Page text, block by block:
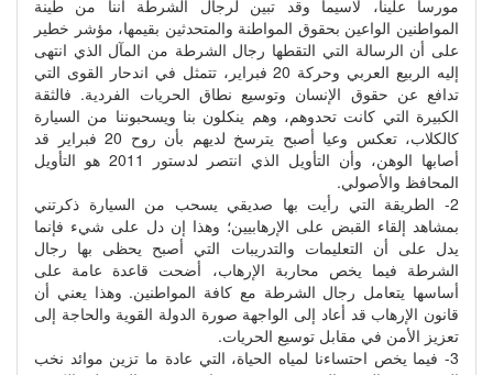
مورسا علينا، لاسيما وقد تبين لرجال الشرطة أننا من طينة
المواطنين الواعين بحقوق المواطنة والمتحدثين بقيمها، مؤشر خطير
على أن الرسالة التي التقطها رجال الشرطة من المآل الذي انتهى
إليه الربيع العربي وحركة 20 فبراير، تتمثل في اندحار القوى التي
تدافع عن حقوق الإنسان وتوسيع نطاق الحريات الفردية. فالثقة
الكبيرة التي كانت تحدوهم، وهم ينكلون بنا ويسحبوننا من السيارة
كالكلاب، تعكس وعيا أصبح يترسخ لديهم بأن روح 20 فبراير قد
أصابها الوهن، وأن التأويل الذي انتصر لدستور 2011 هو التأويل
المحافظ والأصولي.
2- الطريقة التي رأيت بها صديقي يسحب من السيارة ذكرتني
بمشاهد إلقاء القبض على الإرهابيين؛ وهذا إن دل على شيء فإنما
يدل على أن التعليمات والتدريبات التي أصبح يحظى بها رجال
الشرطة فيما يخص محاربة الإرهاب، أضحت قاعدة عامة على
أساسها يتعامل رجال الشرطة مع كافة المواطنين. وهذا يعني أن
قانون الإرهاب قد أعاد إلى الواجهة صورة الدولة القوية والحاجة إلى
تعزيز الأمن في مقابل توسيع الحريات.
3- فيما يخص احتساءنا لمياه الحياة، التي عادة ما تزين موائد نخب